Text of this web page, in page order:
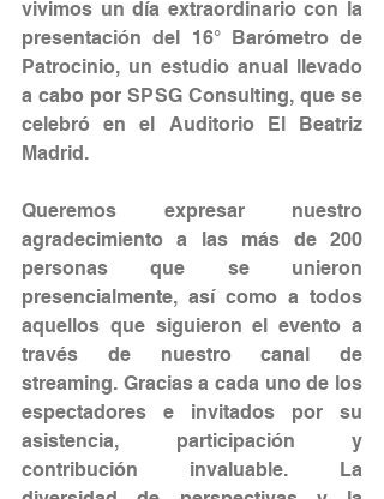
vivimos un día extraordinario con la
presentación del 16° Barómetro de
Patrocinio, un estudio anual llevado
a cabo por SPSG Consulting, que se
celebró en el Auditorio El Beatriz
Madrid.
Queremos expresar nuestro
agradecimiento a las más de 200
personas que se unieron
presencialmente, así como a todos
aquellos que siguieron el evento a
través de nuestro canal de
streaming. Gracias a cada uno de los
espectadores e invitados por su
asistencia, participación y
contribución invaluable. La